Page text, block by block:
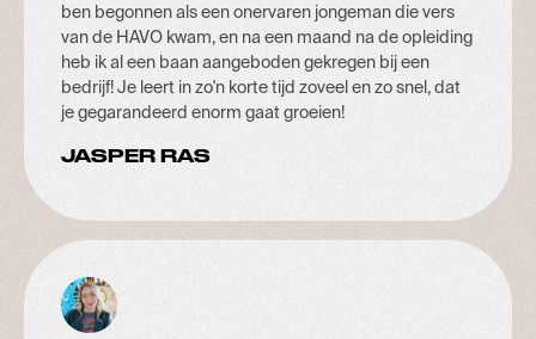
ben begonnen als een onervaren jongeman die vers
van de HAVO kwam, en na een maand na de opleiding
heb ik al een baan aangeboden gekregen bij een
bedrijf! Je leert in zo'n korte tijd zoveel en zo snel, dat
je gegarandeerd enorm gaat groeien!
JASPER RAS